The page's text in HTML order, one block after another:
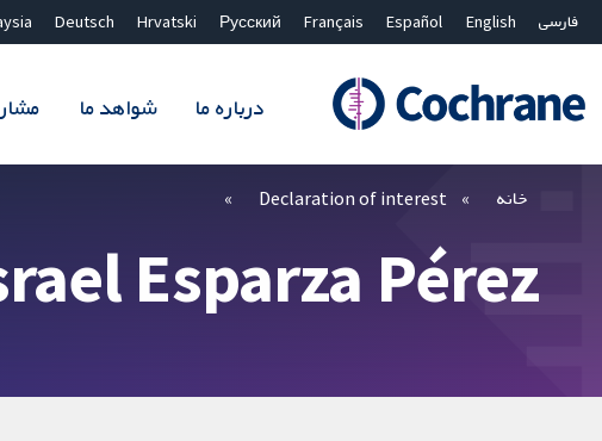
فارسی English
Español
Français
Русский
Hrvatski
Deutsch
درباره ما شواهد ما
فیلترها خانه Declaration of interest
Esparza Pérez